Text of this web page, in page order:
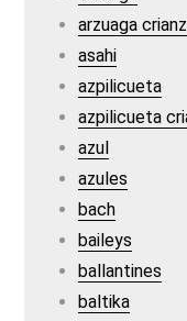
arzuaga
asahi
azpilicueta
azpilicueta
azul
azules
bach
baileys
ballantines
baltika